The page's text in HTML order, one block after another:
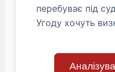
перебуває під
Угоду хочуть